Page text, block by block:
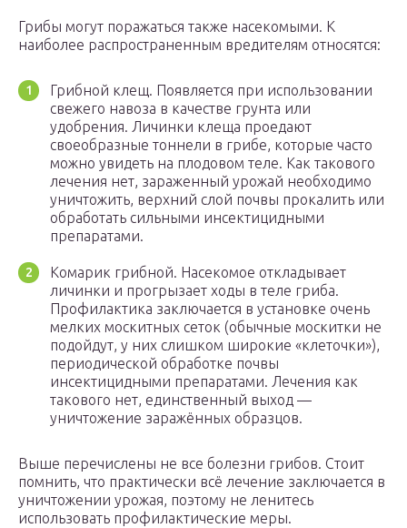
Грибы могут поражаться также насекомыми. К
наиболее распространенным вредителям относятся:
Грибной клещ. Появляется при использовании
свежего навоза в качестве грунта или
удобрения. Личинки клеща проедают
своеобразные тоннели в грибе, которые часто
можно увидеть на плодовом теле. Как такового
лечения нет, зараженный урожай необходимо
уничтожить, верхний слой почвы прокалить или
обработать сильными инсектицидными
препаратами.
Комарик грибной. Насекомое откладывает
личинки и прогрызает ходы в теле гриба.
Профилактика заключается в установке очень
мелких москитных сеток (обычные москитки не
подойдут, у них слишком широкие «клеточки»),
периодической обработке почвы
инсектицидными препаратами. Лечения как
такового нет, единственный выход —
уничтожение заражённых образцов.
Выше перечислены не все болезни грибов. Стоит
помнить, что практически всё лечение заключается в
уничтожении урожая, поэтому не ленитесь
использовать профилактические меры.